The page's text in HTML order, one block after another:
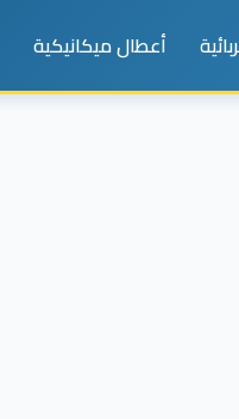
أعطال ميكانيكية